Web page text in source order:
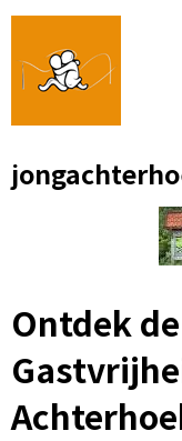
Skip
content
Ontdek